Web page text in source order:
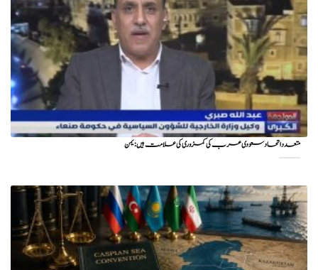
متعدد اتحاد سعودی عرب کی کمزوری کی علامت ہیں : یمن